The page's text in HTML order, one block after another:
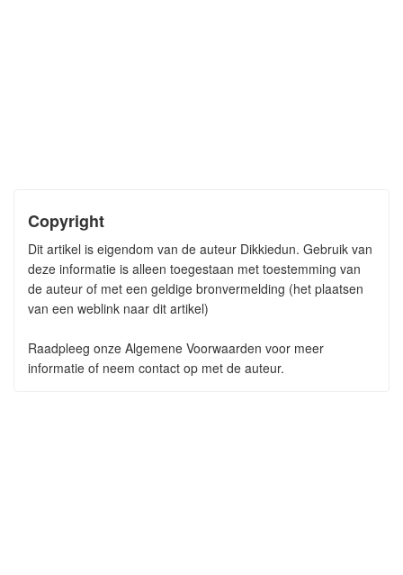
Copyright
Dit artikel is eigendom van de auteur Dikkiedun. Gebruik van
deze informatie is alleen toegestaan met toestemming van
de auteur of met een geldige bronvermelding (het plaatsen
van een weblink naar dit artikel)
Raadpleeg onze Algemene Voorwaarden voor meer
informatie of neem contact op met de auteur.